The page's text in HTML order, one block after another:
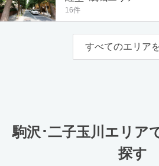
16件
すべてのエリア
駒沢･二子玉川エリア
探す